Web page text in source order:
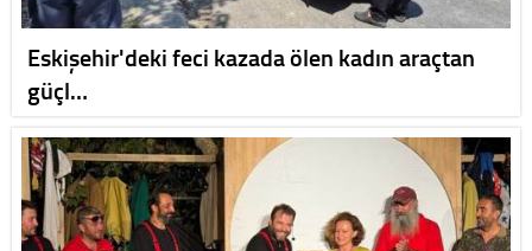
Eskişehir'deki feci kazada ölen kadın araçtan
güçl…